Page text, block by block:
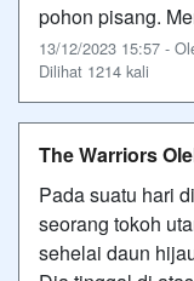
pohon pisang.
13/12/2023 15:57 -
Dilihat 1214 kali
The Warriors
Pada suatu hari
seorang tokoh
sehelai daun